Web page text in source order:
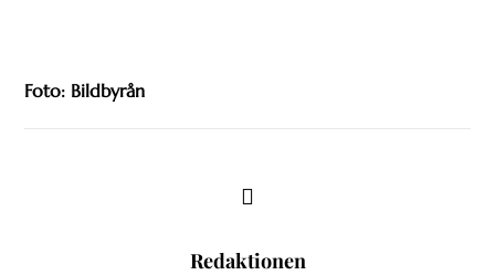
Foto: Bildbyrån
Redaktionen